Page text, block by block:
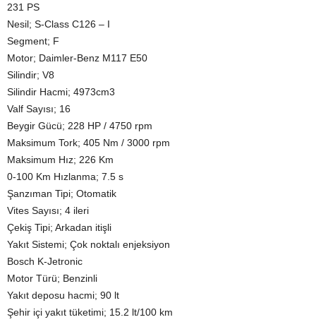
231 PS
Nesil; S-Class C126 – I
Segment; F
Motor; Daimler-Benz M117 E50
Silindir; V8
Silindir Hacmi; 4973cm3
Valf Sayısı; 16
Beygir Gücü; 228 HP / 4750 rpm
Maksimum Tork; 405 Nm / 3000 rpm
Maksimum Hız; 226 Km
0-100 Km Hızlanma; 7.5 s
Şanzıman Tipi; Otomatik
Vites Sayısı; 4 ileri
Çekiş Tipi; Arkadan itişli
Yakıt Sistemi; Çok noktalı enjeksiyon
Bosch K-Jetronic
Motor Türü; Benzinli
Yakıt deposu hacmi; 90 lt
Şehir içi yakıt tüketimi; 15.2 lt/100 km